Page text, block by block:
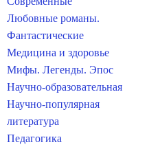
Любовные романы.
Фантастические
Медицина и здоровье
Мифы. Легенды. Эпос
Научно-образовательная
Научно-популярная
литература
Педагогика